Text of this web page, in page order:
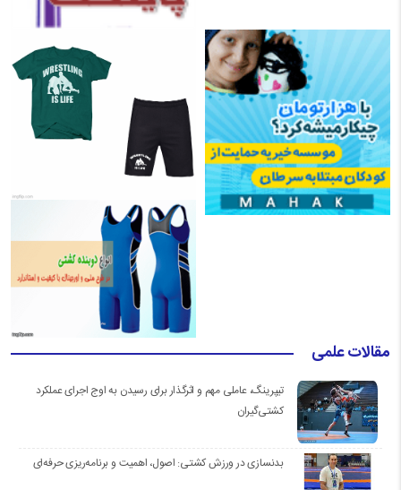
مقالات علمی
تیپرینگ، عاملی مهم و اثرگذار برای رسیدن به اوج اجرای عملکرد
کشتی‌گیران
بدنسازی در ورزش کشتی: اصول، اهمیت و برنامه‌ریزی حرفه‌ای